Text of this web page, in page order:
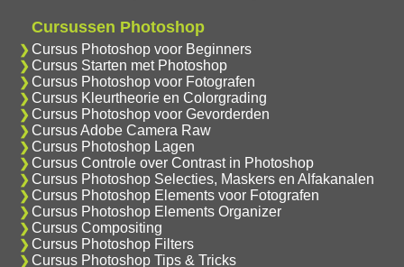
Cursussen Photoshop
Cursus Photoshop voor Beginners
Cursus Starten met Photoshop
Cursus Photoshop voor Fotografen
Cursus Kleurtheorie en Colorgrading
Cursus Photoshop voor Gevorderden
Cursus Adobe Camera Raw
Cursus Photoshop Lagen
Cursus Controle over Contrast in Photoshop
Cursus Photoshop Selecties, Maskers en Alfakanalen
Cursus Photoshop Elements voor Fotografen
Cursus Photoshop Elements Organizer
Cursus Compositing
Cursus Photoshop Filters
Cursus Photoshop Tips & Tricks